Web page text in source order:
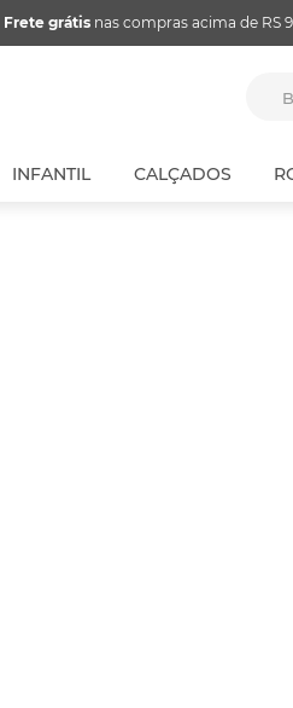
Frete grátisnas compras acima de RS
INFANTIL CALÇADOS